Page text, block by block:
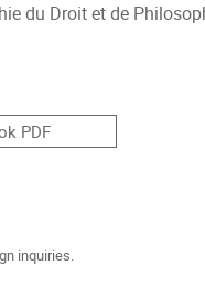
du Droit et de
PDF
inquiries.